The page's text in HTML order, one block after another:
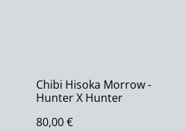
Chibi Hisoka Morrow -
Hunter X Hunter
80,00 €